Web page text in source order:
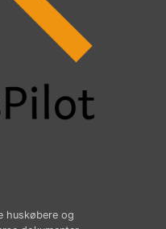
huskøbere og